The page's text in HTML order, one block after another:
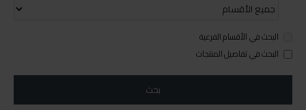
البحث في الأقسام الفرعية
البحث في تفاصيل المنتجات
بحث